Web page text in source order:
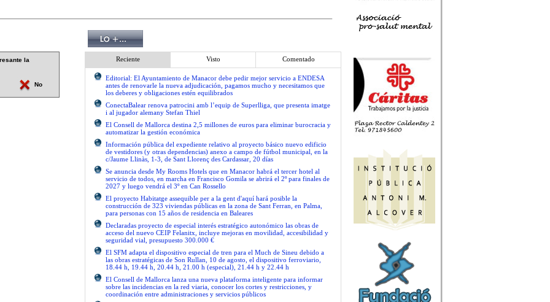
la
No
Reciente Visto Comentado
Editorial: El Ayuntamiento de Manacor debe pedir mejor servicio a ENDESA
antes de renovarle la nueva adjudicación, pagamos mucho y necesitamos que
los deberes y obligaciones estén equilibrados
ConectaBalear renova patrocini amb l’equip de Superlliga, que presenta imatge
i al jugador alemany Stefan Thiel
El Consell de Mallorca destina 2,5 millones de euros para eliminar burocracia y
automatizar la gestión económica
Información pública del expediente relativo al proyecto básico nuevo edificio
de vestidores (y otras dependencias) anexo a campo de fútbol municipal, en la
c/Jaume Llinàs, 1-3, de Sant Llorenç des Cardassar, 20 días
Se anuncia desde My Rooms Hotels que en Manacor habrá el tercer hotel al
servicio de todos, en marcha en Francisco Gomila se abrirá el 2º para finales de
2027 y luego vendrá el 3º en Can Rossello
El proyecto Habitatge assequible per a la gent d'aquí hará posible la
construcción de 323 viviendas públicas en la zona de Sant Ferran, en Palma,
para personas con 15 años de residencia en Baleares
Declaradas proyecto de especial interés estratégico autonómico las obras de
acceso del nuevo CEIP Felanitx, incluye mejoras en movilidad, accesibilidad y
seguridad vial, presupuesto 300.000 €
El SFM adapta el dispositivo especial de tren para el Much de Sineu debido a
las obras estratégicas de Son Rullan, 10 de agosto, el dispositivo ferroviario,
18.44 h, 19.44 h, 20.44 h, 21.00 h (especial), 21.44 h y 22.44 h
El Consell de Mallorca lanza una nueva plataforma inteligente para informar
sobre las incidencias en la red viaria, conocer los cortes y restricciones, y
coordinación entre administraciones y servicios públicos